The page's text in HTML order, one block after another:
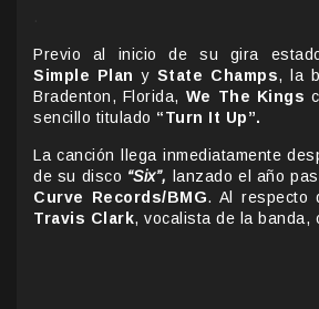
Previo al inicio de su gira
Simple Plan y State Champs, la
Bradenton, Florida, We The Kings
sencillo titulado “Turn It Up”.
La canción llega inmediatamente
de su disco “Six”, lanzado el año
Curve Records/BMG. Al respecto
Travis Clark, vocalista de la banda,